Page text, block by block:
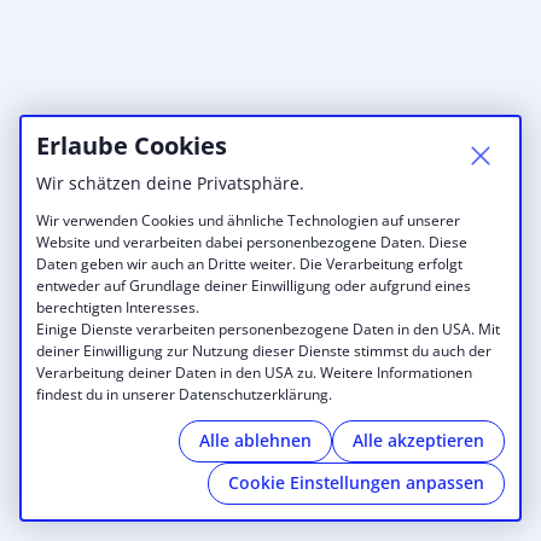
Erlaube Cookies
Wir schätzen deine Privatsphäre.
Wir verwenden Cookies und ähnliche Technologien auf unserer
Website und verarbeiten dabei personenbezogene Daten. Diese
Daten geben wir auch an Dritte weiter. Die Verarbeitung erfolgt
entweder auf Grundlage deiner Einwilligung oder aufgrund eines
berechtigten Interesses.
Einige Dienste verarbeiten personenbezogene Daten in den USA. Mit
deiner Einwilligung zur Nutzung dieser Dienste stimmst du auch der
Verarbeitung deiner Daten in den USA zu. Weitere Informationen
findest du in unserer Datenschutzerklärung.
Alle ablehnen
Alle akzeptieren
Cookie Einstellungen anpassen